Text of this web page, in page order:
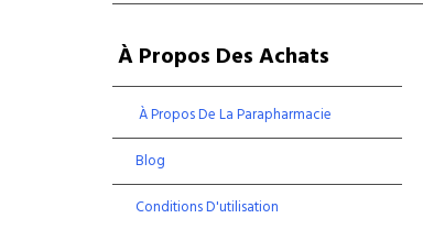
À Propos Des Achats
À Propos De La Parapharmacie
Blog
Conditions D'utilisation